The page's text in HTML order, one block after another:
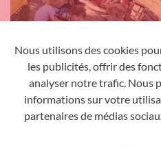
Nous utilisons des cookies
les publicités, offrir des
analyser notre trafic. Nous
informations sur votre
partenaires de médias